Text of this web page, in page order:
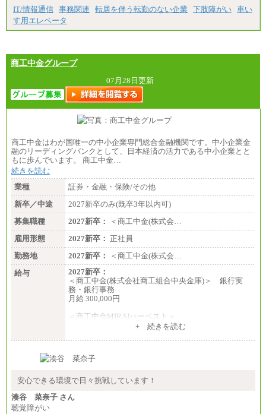
※3…愛知県、静岡県
潟県、富山県、石川県、岡山県、広島県、山口県、
分県、長崎県、熊本県、宮崎県、鹿児島県、沖縄
県、福島県、山形県
◆パート・アルバイト
時給制：最低時給額 1,050円～ ※勤務地により異な
る。
【エアサーブ】
月給223,000円～
IT/情報通信 事務関連 転居を伴う転勤のない企業 下肢障がい 車い
す用エレベータ
商工中金グループ
07月28日更新
商工中金はわが国唯一の中小企業専門総合金融機関です。中小企業金
融のリーディングバンクとして、日本経済の活力である中小企業とと
もに歩んでいます。 商工中金…
続きを読む
業種
証券・金融・保険/その他
新卒／中途
2027新卒のみ(既卒3年以内可)
募集職種
2027新卒：
＜商工中金(株式会…
雇用形態
2027新卒： 正社員
勤務地
2027新卒：
＜商工中金(株式会…
給与
2027新卒：
＜商工中金(株式会社商工組合中央金庫)＞ 銀行実
務・銀行事務
月給 300,000円
＜商工中金MIRAIハーベスト＞
+ 続きを読む
安心できる環境で日々挑戦しています！
湊谷 菜奈子 さん
聴覚障がい